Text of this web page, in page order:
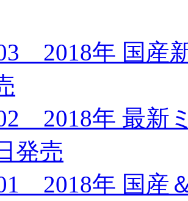
2018年 国産
2018年 最新
発売
2018年 国産